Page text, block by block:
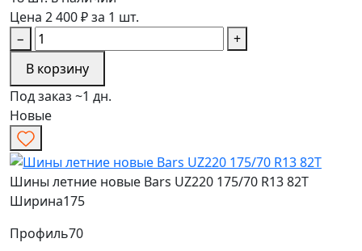
Цена 2 400 ₽ за 1 шт.
−
+
В корзину
Под заказ ~1 дн.
Новые
Шины летние новые Bars UZ220 175/70 R13 82T
Ширина175
Профиль70